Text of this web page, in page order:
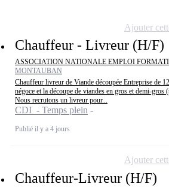
Chauffeur - Livreur (H/F)
ASSOCIATION NATIONALE EMPLOI
MONTAUBAN
Chauffeur livreur de Viande découpée Entreprise de
négoce et la découpe de viandes en gros et demi-
Nous recrutons un livreur pour...
CDI - Temps plein
Publié il y a 4 jours
Ajouter
Chauffeur-Livreur (H/F)
Ajouter